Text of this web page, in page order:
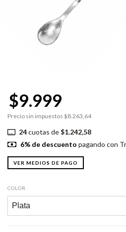
$9.999
Precio sin impuestos $8.263,64
24cuotas de$1.242,58
6% de descuento pagando con
VER MEDIOS DE PAGO
COLOR